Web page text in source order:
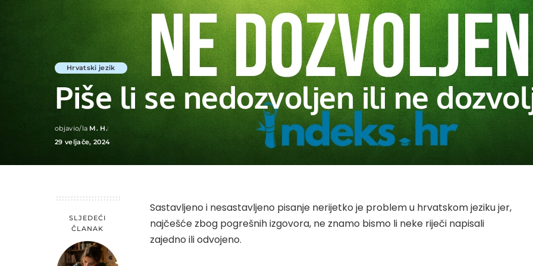
Hrvatski jezik
Piše li se nedozvoljen ili ne
Posted
by
objavio/la M. H.
29 veljače, 2024
SLJEDEĆI
ČLANAK
Sastavljeno i nesastavljeno pisanje nerijetko je problem u hrvatskom jeziku jer,
najčešće zbog pogrešnih izgovora, ne znamo bismo li neke riječi napisali
zajedno ili odvojeno.